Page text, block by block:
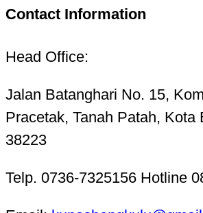
Contact Information
Head Office:
Jalan Batanghari No. 15,
Pracetak, Tanah Patah, Kota
38223
Telp. 0736-7325156 Hotline